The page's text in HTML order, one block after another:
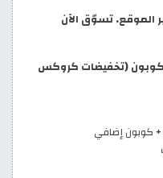
الموقع. تسوّق الآن
(تخفيضات كروكس